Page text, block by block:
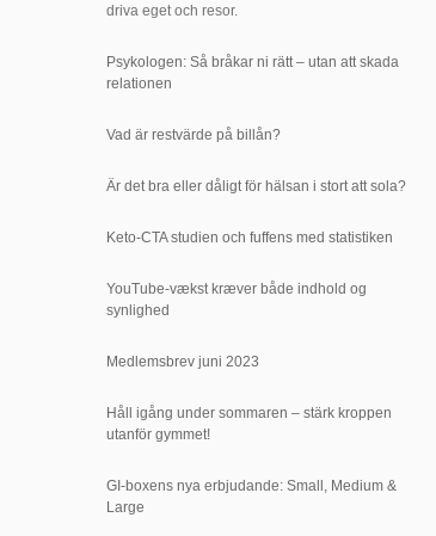
driva eget och resor.
Psykologen: Så bråkar ni rätt – utan att skada
relationen
Vad är restvärde på billån?
Är det bra eller dåligt för hälsan i stort att sola?
Keto-CTA studien och fuffens med statistiken
YouTube-vækst kræver både indhold og
synlighed
Medlemsbrev juni 2023
Håll igång under sommaren – stärk kroppen
utanför gymmet!
GI-boxens nya erbjudande: Small, Medium &
Large